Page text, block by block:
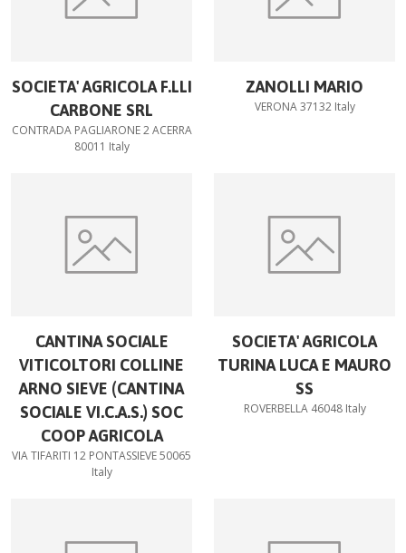
SOCIETA' AGRICOLA F.LLI
CARBONE SRL
CONTRADA PAGLIARONE 2 ACERRA
80011 Italy
ZANOLLI MARIO
VERONA 37132 Italy
CANTINA SOCIALE
VITICOLTORI COLLINE
ARNO SIEVE (CANTINA
SOCIALE VI.C.A.S.) SOC
COOP AGRICOLA
VIA TIFARITI 12 PONTASSIEVE 50065
Italy
SOCIETA' AGRICOLA
TURINA LUCA E MAURO
SS
ROVERBELLA 46048 Italy